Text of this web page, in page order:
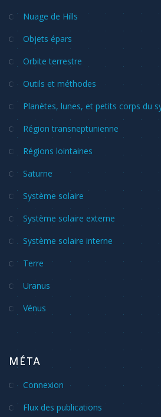
Nuage de Hills
Objets épars
Orbite terrestre
Outils et méthodes
Planètes, lunes, et petits corps du
Région transneptunienne
Régions lointaines
Saturne
Système solaire
Système solaire externe
Système solaire interne
Terre
Uranus
Vénus
MÉTA
Connexion
Flux des publications